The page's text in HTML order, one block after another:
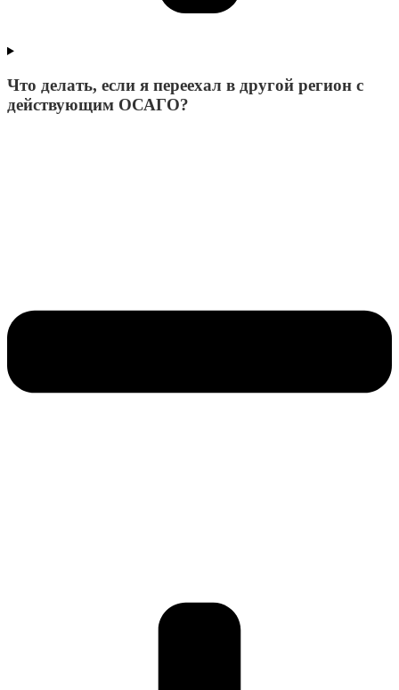
Что делать, если я переехал в другой регион с
действующим ОСАГО?